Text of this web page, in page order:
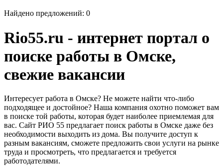
Найдено предложений: 0
Rio55.ru - интернет портал о
поиске работы в Омске,
свежие вакансии
Интересует работа в Омске? Не можете найти что-либо
подходящее и достойное? Наша компания охотно поможет вам
в поиске той работы, которая будет наиболее приемлемая для
вас. Сайт РИО 55 предлагает поиск работы в Омске даже без
необходимости выходить из дома. Вы получите доступ к
разным вакансиям, сможете предложить свои услуги на рынке
труда и просмотреть, что предлагается и требуется
работодателями.